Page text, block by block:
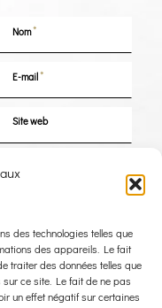
des technologies telles que
des appareils. Le fait
traiter des données telles que
ce site. Le fait de ne pas
un effet négatif sur certaines
Nom*
E-mail*
Site web
le navigateur pour mon